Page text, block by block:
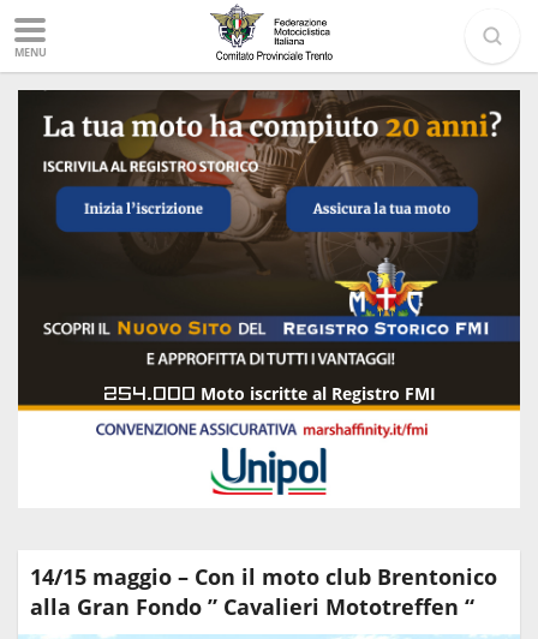
MENU
254.000 Moto iscritte al Registro FMI
14/15 maggio – Con il moto club Brentonico
alla Gran Fondo ” Cavalieri Mototreffen “